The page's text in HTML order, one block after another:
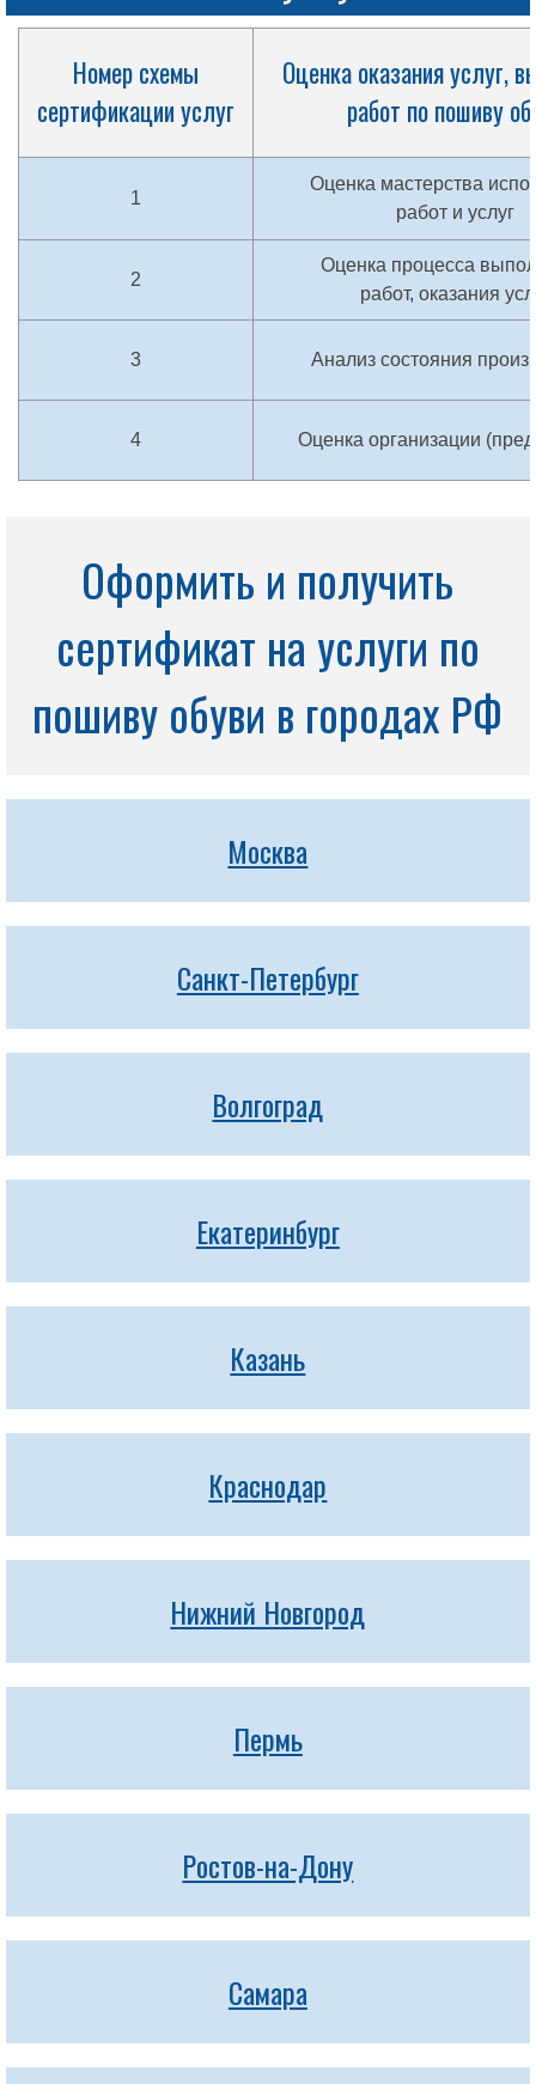
Номер схемы
сертификации услуг
Оценка оказания услуг,
работ по пошиву
1
Оценка мастерства
работ и услуг
2
Оценка процесса
работ, оказания
3 Анализ состояния
4 Оценка организации
Оформить и получить
сертификат на услуги по
пошиву обуви в городах РФ
Москва
Санкт-Петербург
Волгоград
Екатеринбург
Казань
Краснодар
Нижний Новгород
Пермь
Ростов-на-Дону
Самара